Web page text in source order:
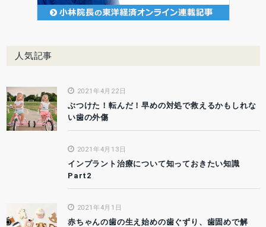
人気記事
2021年4月22日
ぶつけた！転んだ！早めの対処で救えるかもしれな
い歯の外傷
2021年4月13日
インプラント治療について知っておきたい知識
Part2
2021年4月1日
赤ちゃんの歯の生え始めの歯ぐずり、歯固めで解